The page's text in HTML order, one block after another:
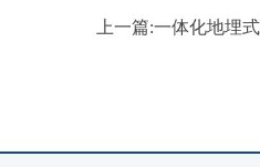
上一篇:一体化地埋